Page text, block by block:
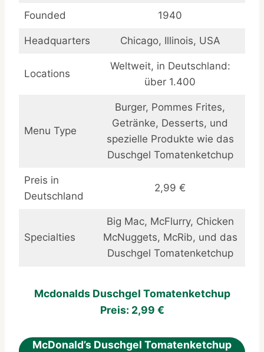
Founded 1940
Headquarters Chicago, Illinois, USA
Locations
Weltweit, in Deutschland:
über 1.400
Menu Type
Burger, Pommes Frites,
Getränke, Desserts, und
spezielle Produkte wie das
Duschgel Tomatenketchup
Preis in
Deutschland
2,99 €
Specialties
Big Mac, McFlurry, Chicken
McNuggets, McRib, und das
Duschgel Tomatenketchup
Mcdonalds Duschgel Tomatenketchup
Preis: 2,99 €
McDonald’s Duschgel Tomatenketchup